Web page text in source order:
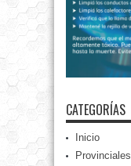
CATEGORÍAS
Inicio
Provinciales